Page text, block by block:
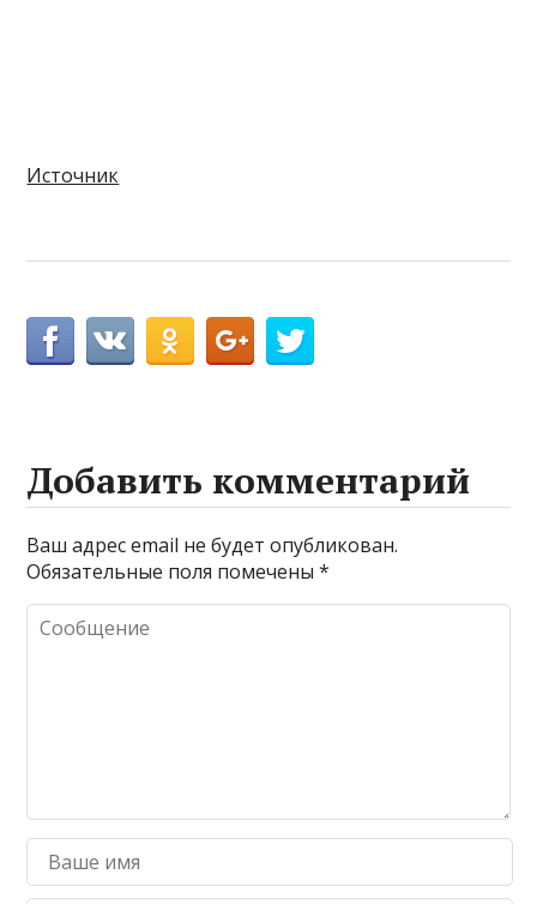
Источник
Добавить комментарий
Ваш адрес email не будет опубликован.
Обязательные поля помечены*